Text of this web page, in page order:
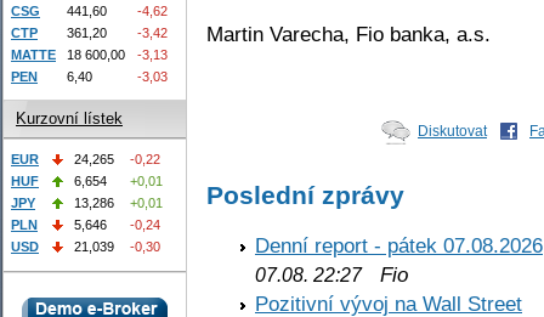
Martin Varecha, Fio banka, a.s.
Diskutovat
Poslední zprávy
Denní report - pátek 07.08.2026
07.08. 22:27Fio
Pozitivní vývoj na Wall Street
CSG
441,60
-4,62
CTP
361,20
-3,42
MATTE
18 600,00
-3,13
PEN
6,40 -3,03
Kurzovní lístek
EUR 24,265
-0,22
HUF
6,654
+0,01
JPY
13,286
+0,01
PLN
5,646
-0,24
USD
21,039 -0,30